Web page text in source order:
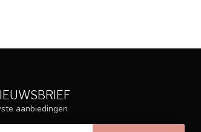
aanbiedingen